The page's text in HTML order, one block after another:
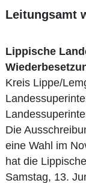
Leitungsamt
Lippische
Kreis Lippe/
Die
eine Wahl im
hat die
Samstag, 13.